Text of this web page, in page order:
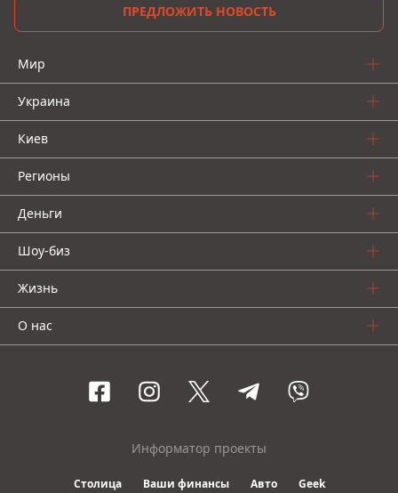
ПРЕДЛОЖИТЬ НОВОСТЬ
Мир
Украина
Киев
Регионы
Деньги
Шоу-биз
Жизнь
О нас
Информатор проекты
Столица Ваши финансы Авто Geek